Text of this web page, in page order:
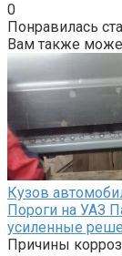
0
Понравилась
Вам также
Кузов
Пороги на УАЗ
усиленные
Причины